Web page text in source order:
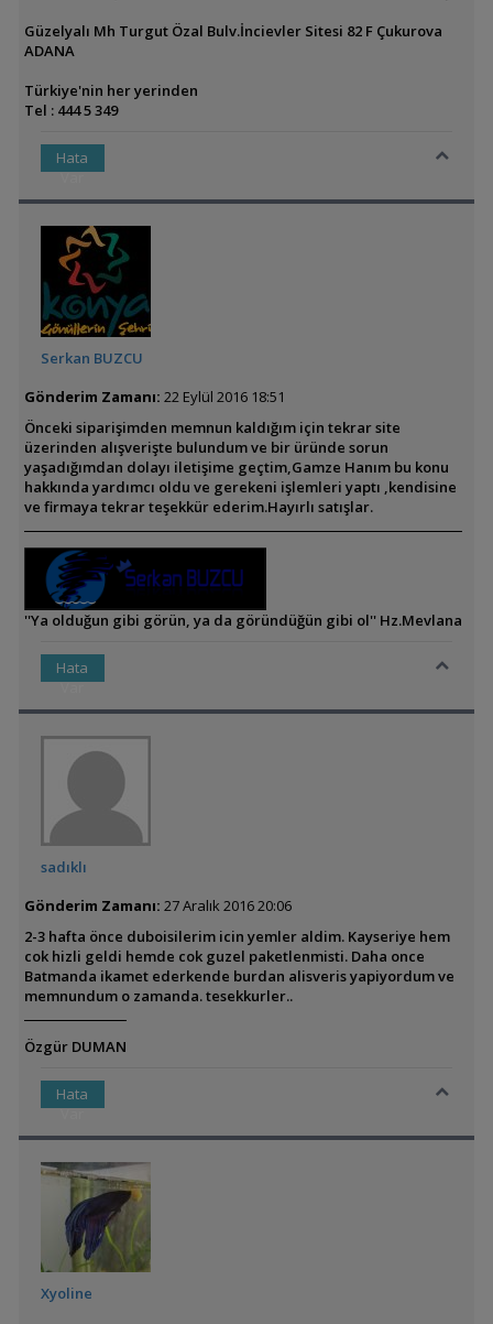
Güzelyalı Mh Turgut Özal Bulv.İncievler Sitesi 82 F Çukurova
ADANA
Türkiye'nin her yerinden
Tel : 444 5 349
Hata
Var
Serkan BUZCU
Gönderim Zamanı: 22 Eylül 2016 18:51
Önceki siparişimden memnun kaldığım için tekrar site
üzerinden alışverişte bulundum ve bir üründe sorun
yaşadığımdan dolayı iletişime geçtim,Gamze Hanım bu konu
hakkında yardımcı oldu ve gerekeni işlemleri yaptı ,kendisine
ve firmaya tekrar teşekkür ederim.Hayırlı satışlar.
''Ya olduğun gibi görün, ya da göründüğün gibi ol'' Hz.Mevlana
Hata
Var
sadıklı
Gönderim Zamanı: 27 Aralık 2016 20:06
2-3 hafta önce duboisilerim icin yemler aldim. Kayseriye hem
cok hizli geldi hemde cok guzel paketlenmisti. Daha once
Batmanda ikamet ederkende burdan alisveris yapiyordum ve
memnundum o zamanda. tesekkurler..
Özgür DUMAN
Hata
Var
Xyoline